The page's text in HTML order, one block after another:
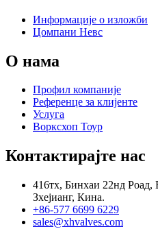
Информације о изложби
Цомпани Невс
О нама
Профил компаније
Референце за клијенте
Услуга
Ворксхоп Тоур
Контактирајте нас
416тх, Бинхаи 22нд Роад,
Зхејианг, Кина.
+86-577 6699 6229
sales@xhvalves.com